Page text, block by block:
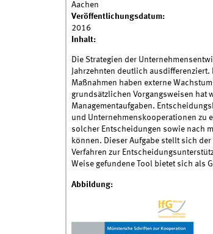
Aachen
Veröffentlichungsdatum:
2016
Inhalt:
Die Strategien der
Jahrzehnten deutlich
Maßnahmen haben externe
grundsätzlichen Vorgangsweisen
Managementaufgaben.
und Unternehmenskooperationen zu
solcher Entscheidungen sowie nach
können. Dieser Aufgabe stellt sich
Verfahren zur
Weise gefundene Tool bietet sich als
Abbildung: